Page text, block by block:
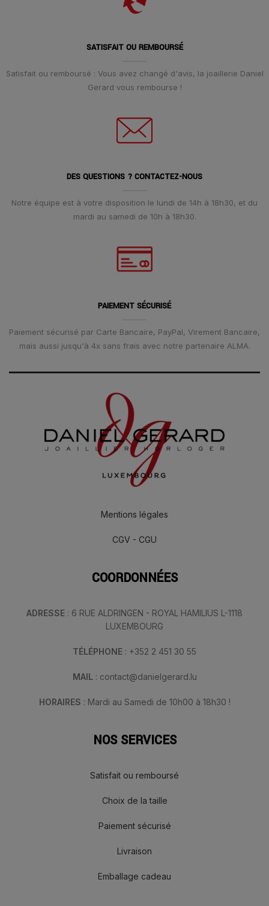
SATISFAIT OU REMBOURSÉ
Satisfait ou remboursé : Vous avez changé d'avis, la joaillerie Daniel
Gerard vous rembourse !
DES QUESTIONS ? CONTACTEZ-NOUS
Notre équipe est à votre disposition le lundi de 14h à 18h30, et du
mardi au samedi de 10h à 18h30.
PAIEMENT SÉCURISÉ
Paiement sécurisé par Carte Bancaire, PayPal, Virement Bancaire,
mais aussi jusqu'à 4x sans frais avec notre partenaire ALMA.
Mentions légales
CGV - CGU
COORDONNÉES
ADRESSE : 6 RUE ALDRINGEN - ROYAL HAMILIUS L-1118
LUXEMBOURG
TÉLÉPHONE : +352 2 451 30 55
MAIL : contact@danielgerard.lu
HORAIRES : Mardi au Samedi de 10h00 à 18h30 !
NOS SERVICES
Satisfait ou remboursé
Choix de la taille
Paiement sécurisé
Livraison
Emballage cadeau